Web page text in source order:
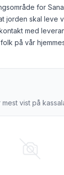
for
jorden skal leve
med
på vår
AS
vist på